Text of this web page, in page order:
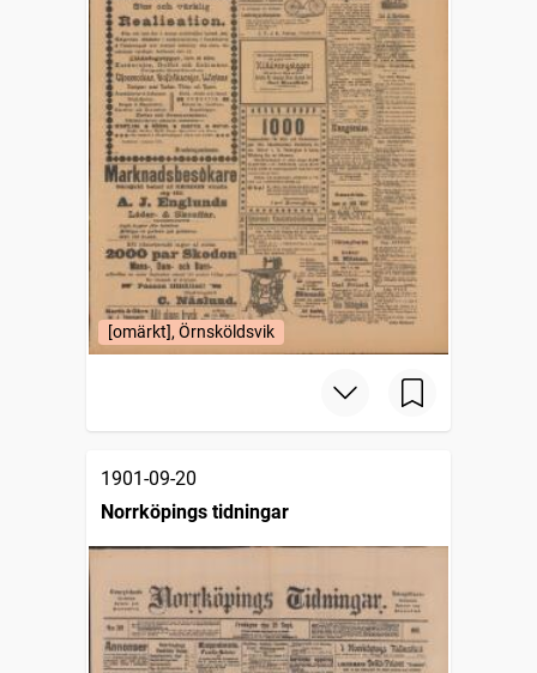
[omärkt], Örnsköldsvik
1901-09-20
Norrköpings tidningar